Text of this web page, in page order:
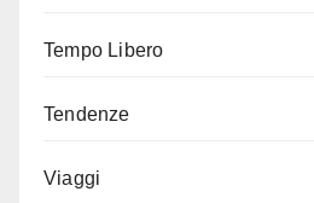
Tempo Libero
Tendenze
Viaggi